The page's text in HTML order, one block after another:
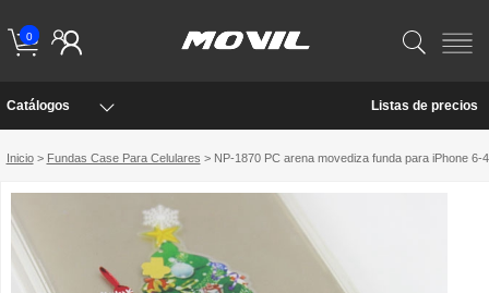
0
Catálogos Listas de precios
Inicio> Fundas Case Para Celulares > NP-1870 PC arena movediza funda para iPhone 6-4